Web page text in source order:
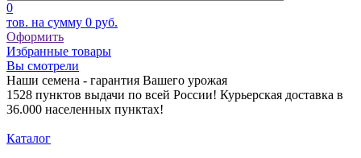
0
тов. на сумму 0 руб.
Оформить
Избранные товары
Вы смотрели
Наши семена - гарантия Вашего урожая
1528 пунктов выдачи по всей России! Курьерская доставка в
36.000 населенных пунктах!
Каталог